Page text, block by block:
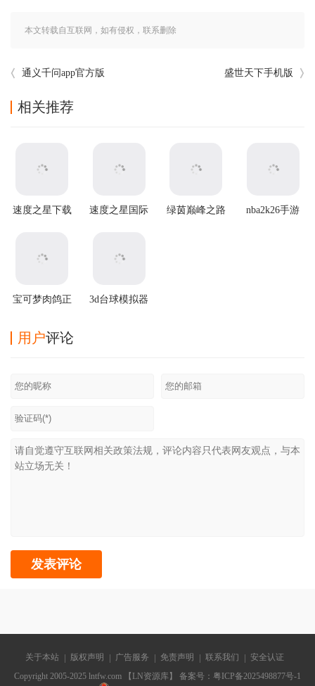
本文转载自互联网，如有侵权，联系删除
通义千问app官方版 盛世天下手机版
相关推荐
速度之星下载
速度之星国际
绿茵巅峰之路
nba2k26手游
宝可梦肉鸽正
3d台球模拟器
用户评论
关于本站 版权声明 广告服务 免责声明 联系我们
安全认证
Copyright 2005-2025 lntfw.com 【LN资源库】 备案号： 粤ICP备2025498877号-1